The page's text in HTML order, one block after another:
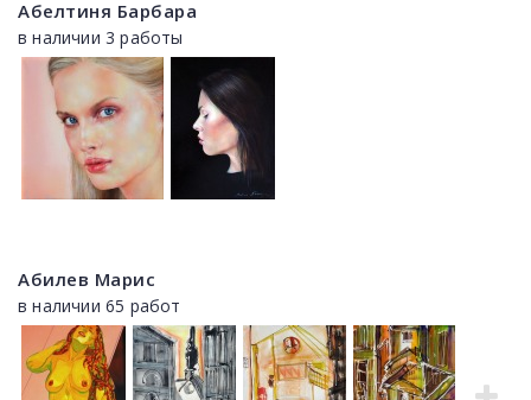
Абелтиня Барбара
в наличии 3 работы
Абилев Марис
в наличии 65 работ